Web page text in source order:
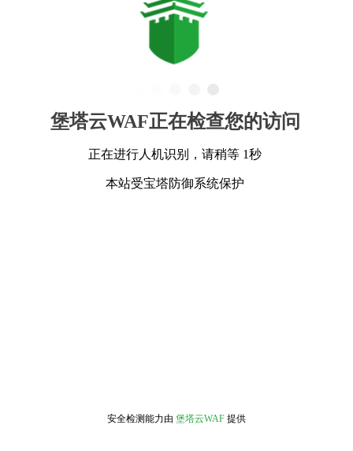
堡塔云WAF正在检查您的访问
正在进行人机识别，请稍等 1秒
本站受宝塔防御系统保护
安全检测能力由 堡塔云WAF 提供